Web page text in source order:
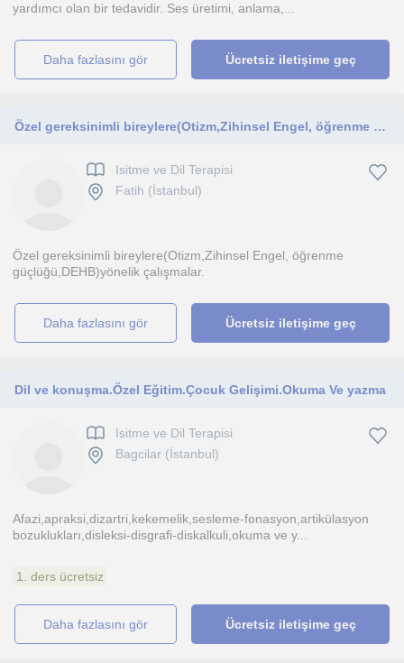
yardımcı olan bir tedavidir. Ses üretimi, anlama,...
daha fazlasını gör Ücretsiz iletişime geç
Özel gereksinimli bireylere(Otizm,Zihinsel Engel, öğrenme güçlüğü,DEHB)yönelik çalışmalar
Isitme ve Dil Terapisi
Fatih (İstanbul)
Özel gereksinimli bireylere(Otizm,Zihinsel Engel, öğrenme
güçlüğü,DEHB)yönelik çalışmalar.
daha fazlasını gör Ücretsiz iletişime geç
Dil ve konuşma.Özel Eğitim.Çocuk Gelişimi.Okuma Ve yazma
Isitme ve Dil Terapisi
Bagcilar (İstanbul)
Afazi,apraksi,dizartri,kekemelik,sesleme-fonasyon,artikülasyon
bozuklukları,disleksi-disgrafi-diskalkuli,okuma ve y...
1. ders ücretsiz
daha fazlasını gör Ücretsiz iletişime geç